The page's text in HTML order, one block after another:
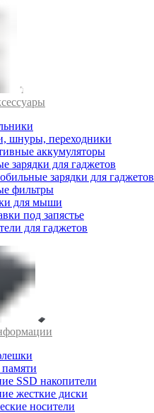
шнуры, переходники
аккумуляторы
зарядки для гаджетов
зарядки для гаджетов
фильтры
для мыши
под запястье
для гаджетов
SSD накопители
жесткие диски
носители